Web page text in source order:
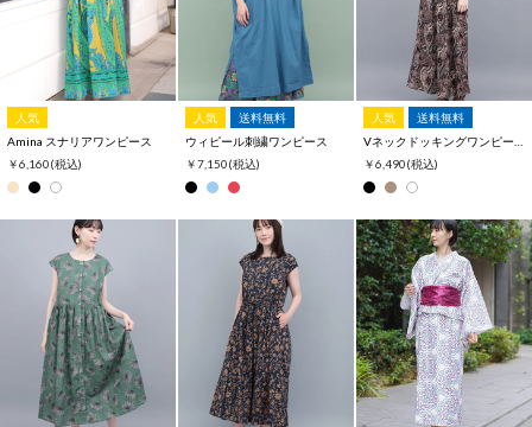
人気
Amina スナリアワンピース
￥6,160(税込)
人気
送料無料
ウィピール刺繍ワンピース
￥7,150(税込)
人気
送料無料
￥6,490(税込)